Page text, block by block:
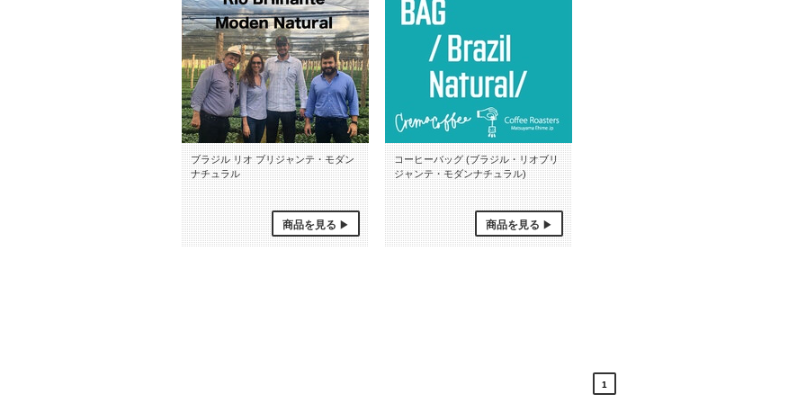
ブラジル リオ ブリジャンテ
ブラジル リオ ブリジャンテ・モダン
ナチュラル
商品を見る
COFFEE BAG (BRAZIL)
コーヒーバッグ (ブラジル・リオブリ
ジャンテ・モダンナチュラル)
商品を見る
1